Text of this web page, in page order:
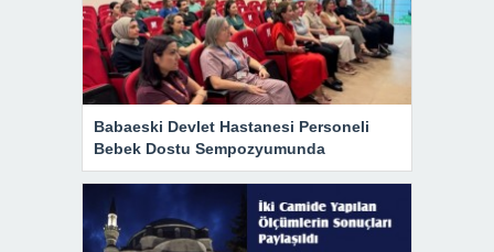
Babaeski Devlet Hastanesi Personeli
Bebek Dostu Sempozyumunda